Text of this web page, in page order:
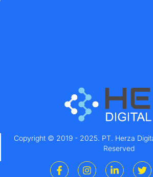
Copyright © 2019 - 2025. PT. Herza
Reserved